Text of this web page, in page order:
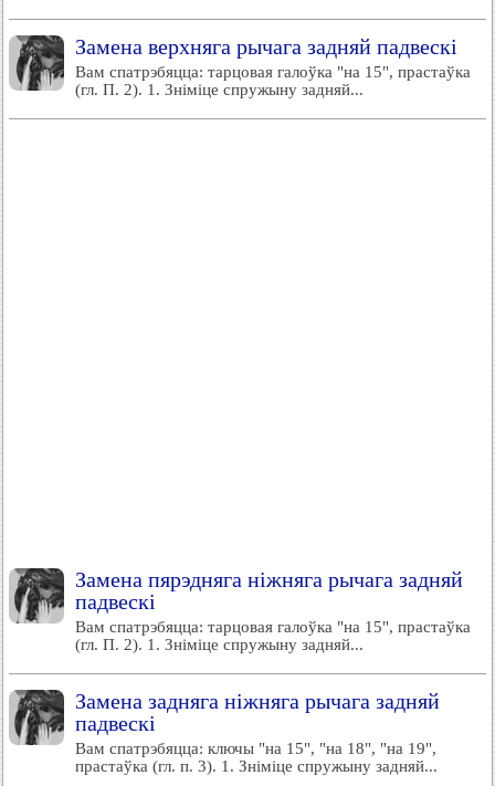
Замена верхняга рычага задняй падвескі
Вам спатрэбяцца: тарцовая галоўка "на 15", прастаўка
(гл. П. 2). 1. Зніміце спружыну задняй...
Замена пярэдняга ніжняга рычага задняй
падвескі
Вам спатрэбяцца: тарцовая галоўка "на 15", прастаўка
(гл. П. 2). 1. Зніміце спружыну задняй...
Замена задняга ніжняга рычага задняй
падвескі
Вам спатрэбяцца: ключы "на 15", "на 18", "на 19",
прастаўка (гл. п. 3). 1. Зніміце спружыну задняй...